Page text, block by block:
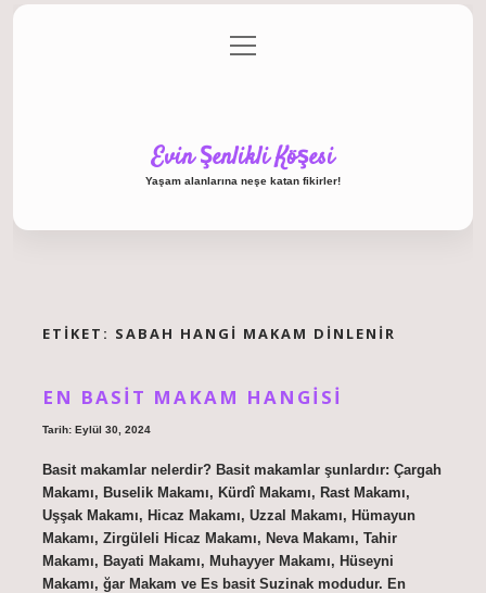
Gizlilik Politikası
menüyü
aç
Evin Şenlikli Köşesi
Yaşam alanlarına neşe katan fikirler!
ETIKET: SABAH HANGI MAKAM DINLENIR
EN BASIT MAKAM HANGISI
Tarih: Eylül 30, 2024
Basit makamlar nelerdir? Basit makamlar şunlardır: Çargah
Makamı, Buselik Makamı, Kürdî Makamı, Rast Makamı,
Uşşak Makamı, Hicaz Makamı, Uzzal Makamı, Hümayun
Makamı, Zirgüleli Hicaz Makamı, Neva Makamı, Tahir
Makamı, Bayati Makamı, Muhayyer Makamı, Hüseyni
Makamı, ğar Makam ve Es basit Suzinak modudur. En